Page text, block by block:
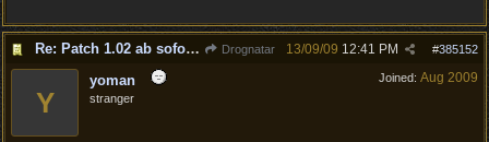
Re: Patch 1.02 ab sofort erh�ltlich! Drognatar #385152
13/09/09 12:41 PM
Joined: Aug 2009
Y
yoman
stranger